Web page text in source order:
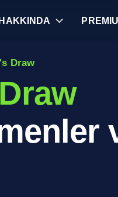
HAKKINDA
Draw